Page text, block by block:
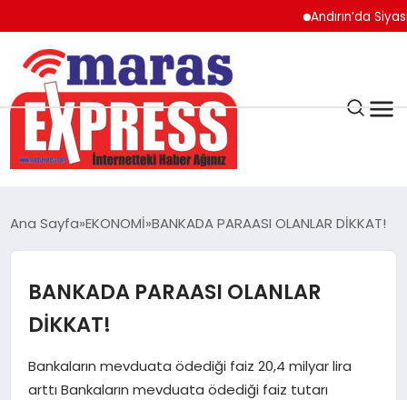
Andırın’da Siyasi
K.MARAŞ
AFŞİN
Ana Sayfa EKONOMİ BANKADA PARAASI OLANLAR DİKKAT!
BANKADA PARAASI OLANLAR
DİKKAT!
Bankaların mevduata ödediği faiz 20,4 milyar lira
arttı Bankaların mevduata ödediği faiz tutarı